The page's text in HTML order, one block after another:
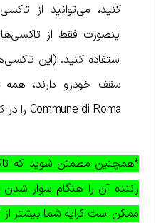
کنید، می‌توانید از
اینصورت فقط از
سقف خودرو دارند،
Commune di Roma را در کنار خود دارند.)
*همچنین مطمئن شوید که
راننده آن را هنگام سوار
ممکن است کرایه شما بیشتر از